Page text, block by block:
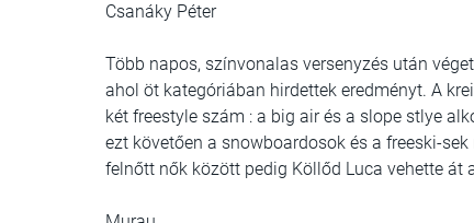
Csanáky Péter
Több napos, színvonalas versenyzés után
ahol öt kategóriában hirdettek eredményt. A
két freestyle szám : a big air és a slope stlye
ezt követően a snowboardosok és a freeski-
felnőtt nők között pedig Köllőd Luca vehette át